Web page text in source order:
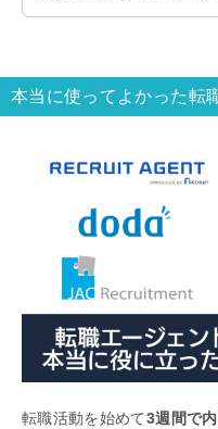
本当に使ってよかった転
転職活動を始めて3週間で